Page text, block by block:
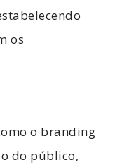
os
o branding
do público,